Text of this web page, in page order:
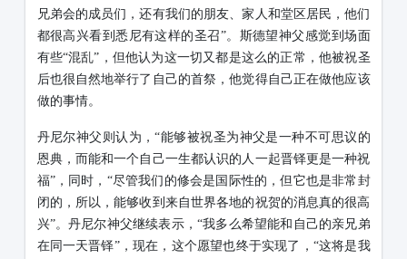
兄弟会的成员们，还有我们的朋友、家人和堂区居民，他们
都很高兴看到悉尼有这样的圣召”。斯德望神父感觉到场面
有些“混乱”，但他认为这一切又都是这么的正常，他被祝圣
后也很自然地举行了自己的首祭，他觉得自己正在做他应该
做的事情。
丹尼尔神父则认为，“能够被祝圣为神父是一种不可思议的
恩典，而能和一个自己一生都认识的人一起晋铎更是一种祝
福”，同时，“尽管我们的修会是国际性的，但它也是非常封
闭的，所以，能够收到来自世界各地的祝贺的消息真的很高
兴”。丹尼尔神父继续表示，“我多么希望能和自己的亲兄弟
在同一天晋铎”，现在，这个愿望也终于实现了，“这将是我